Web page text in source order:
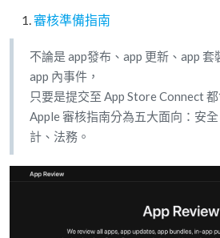
審核準備指南
不論是 app發布、app 更新、app
app 內事件，
只要是提交至 App Store Connect
Apple 審核指南分為五大面向：安
計、法務。